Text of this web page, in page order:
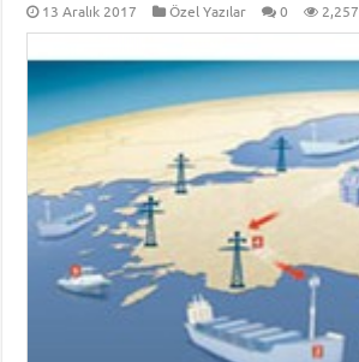
13 Aralık 2017 Özel Yazılar 0 2,257